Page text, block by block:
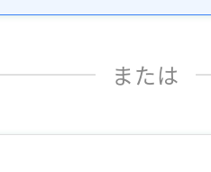
または